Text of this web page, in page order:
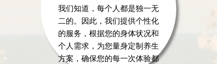
我们知道，每个人都是独一无
二的。因此，我们提供个性化
的服务，根据您的身体状况和
个人需求，为您量身定制养生
方案，确保您的每一次体验都